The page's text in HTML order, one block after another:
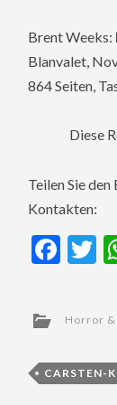
Brent Weeks:
Blanvalet,
864 Seiten,
Diese
Teilen Sie
Kontakten:
Horror &
CARSTEN-